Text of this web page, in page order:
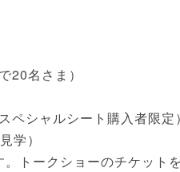
20名さま）
ペシャルシート購入者限定）
学）
トークショーのチケット